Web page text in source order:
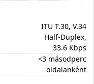
ITU T.30, V.34
Half-Duplex,
33.6 Kbps
<3 másodperc
oldalanként